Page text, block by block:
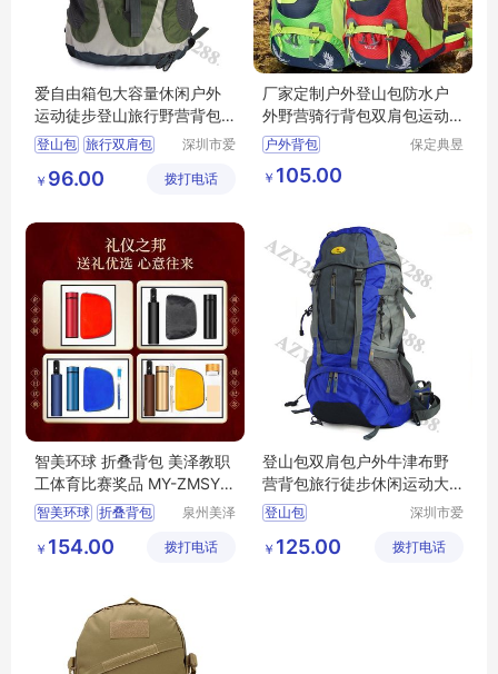
爱自由箱包大容量休闲户外
运动徒步登山旅行野营背包 A
ZY609007
登山包 旅行双肩包
徒步背包
深圳市爱
用品有限
￥ 96.00 拨打电话
厂家定制户外登山包防水户
外野营骑行背包双肩包运动
包可定制logo
户外背包
户外背包定制
户外双肩背包厂家
双肩包定做去哪里找
保定典昱
￥ 105.00
智美环球 折叠背包 美泽教职
工体育比赛奖品 MY-ZMSY-L
5-26
智美环球 折叠背包
ZMSY L5 26
泉州美泽
公司
￥ 154.00 拨打电话
登山包双肩包户外牛津布野
营背包旅行徒步休闲运动大
容量
登山包
旅行徒步背包
深圳市爱
用品有限
￥ 125.00 拨打电话